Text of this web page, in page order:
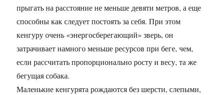
прыгать на расстояние не меньше девяти метров, а еще
способны как следует постоять за себя. При этом
кенгуру очень «энергосберегающий» зверь, он
затрачивает намного меньше ресурсов при беге, чем,
если рассчитать пропорционально росту и весу, та же
бегущая собака.
Маленькие кенгурята рождаются без шерсти, слепыми,